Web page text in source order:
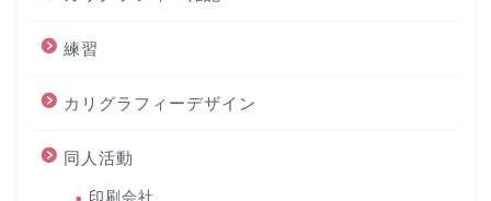
練習
カリグラフィーデザイン
同人活動
印刷会社